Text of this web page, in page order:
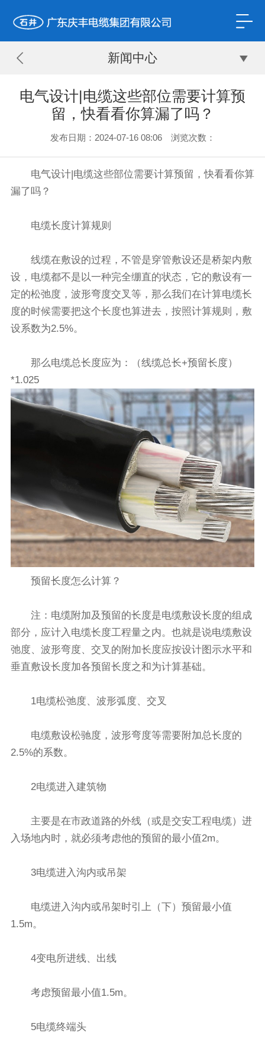
新闻中心
电气设计|电缆这些部位需要计算预
留，快看看你算漏了吗？
发布日期：2024-07-16 08:06 浏览次数：
电气设计|电缆这些部位需要计算预留，快看看你算
漏了吗？
电缆长度计算规则
线缆在敷设的过程，不管是穿管敷设还是桥架内敷
设，电缆都不是以一种完全绷直的状态，它的敷设有一
定的松弛度，波形弯度交叉等，那么我们在计算电缆长
度的时候需要把这个长度也算进去，按照计算规则，敷
设系数为2.5%。
那么电缆总长度应为：（线缆总长+预留长度）
*1.025
预留长度怎么计算？
注：电缆附加及预留的长度是电缆敷设长度的组成
部分，应计入电缆长度工程量之内。也就是说电缆敷设
弛度、波形弯度、交叉的附加长度应按设计图示水平和
垂直敷设长度加各预留长度之和为计算基础。
1电缆松弛度、波形弧度、交叉
电缆敷设松驰度，波形弯度等需要附加总长度的
2.5%的系数。
2电缆进入建筑物
主要是在市政道路的外线（或是交安工程电缆）进
入场地内时，就必须考虑他的预留的最小值2m。
3电缆进入沟内或吊架
电缆进入沟内或吊架时引上（下）预留最小值
1.5m。
4变电所进线、出线
考虑预留最小值1.5m。
5电缆终端头